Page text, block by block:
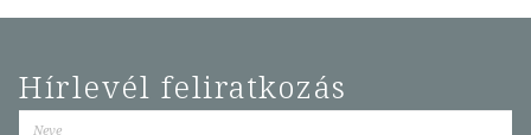
Hírlevél feliratkozás